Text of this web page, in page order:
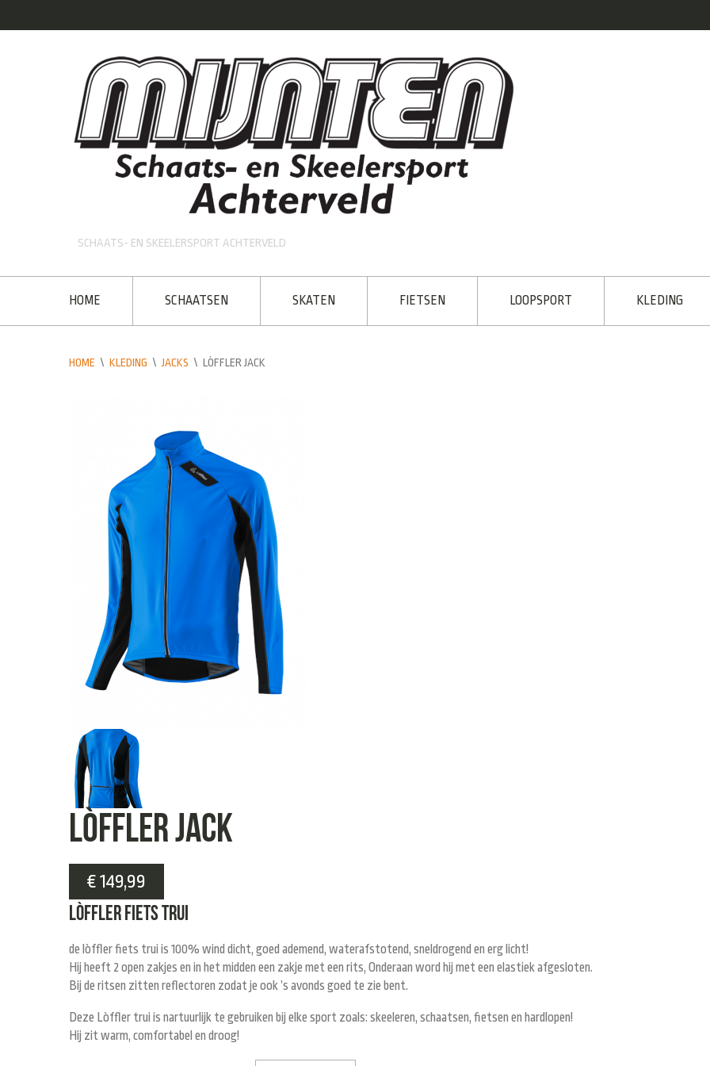
SCHAATS- EN SKEELERSPORT ACHTERVELD
HOME SCHAATSEN SKATEN FIETSEN LOOPSPORT KLEDING
HOME \ KLEDING \ JACKS \ LÒFFLER JACK
Lòffler Jack
€149,99
Lòffler fiets trui
de lòffler fiets trui is 100% wind dicht, goed ademend, waterafstotend, sneldrogend en erg licht!
Hij heeft 2 open zakjes en in het midden een zakje met een rits, Onderaan word hij met een elastiek afgesloten.
Bij de ritsen zitten reflectoren zodat je ook ’s avonds goed te zie bent.
Deze Lòffler trui is nartuurlijk te gebruiken bij elke sport zoals: skeeleren, schaatsen, fietsen en hardlopen!
Hij zit warm, comfortabel en droog!